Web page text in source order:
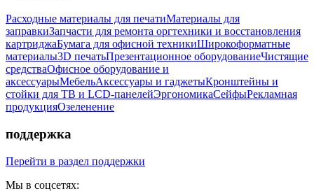
Расходные материалы для печатиМатериалы для
заправкиЗапчасти для ремонта оргтехники и восстановления
картриджаБумага для офисной техникиШирокоформатные
материалы3D печатьПрезентационное оборудованиеЧистящие
средстваОфисное оборудование и
аксессуарыМебельАксессуары и гаджетыКронштейны и
стойки для ТВ и LCD-панелейЭргономикаСейфыРекламная
продукцияОзеленение
поддержка
Перейти в раздел поддержки
Мы в соцсетях: